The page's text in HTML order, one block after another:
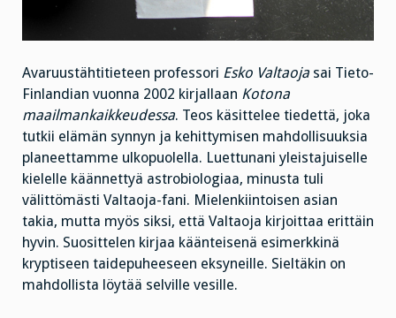
Avaruustähtitieteen professori Esko Valtaoja sai Tieto-
Finlandian vuonna 2002 kirjallaan Kotona
maailmankaikkeudessa. Teos käsittelee tiedettä, joka
tutkii elämän synnyn ja kehittymisen mahdollisuuksia
planeettamme ulkopuolella. Luettunani yleistajuiselle
kielelle käännettyä astrobiologiaa, minusta tuli
välittömästi Valtaoja-fani. Mielenkiintoisen asian
takia, mutta myös siksi, että Valtaoja kirjoittaa erittäin
hyvin. Suosittelen kirjaa käänteisenä esimerkkinä
kryptiseen taidepuheeseen eksyneille. Sieltäkin on
mahdollista löytää selville vesille.